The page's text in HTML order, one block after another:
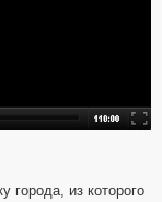
города, из которого